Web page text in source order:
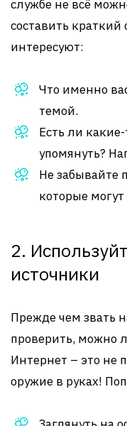
службе не всё
составить краткий
интересуют:
Что именно
темой.
Есть ли
упомянуть?
Не забывайте
которые
2.
источники
Прежде чем звать
проверить, можно
Интернет – это не
оружие в руках!